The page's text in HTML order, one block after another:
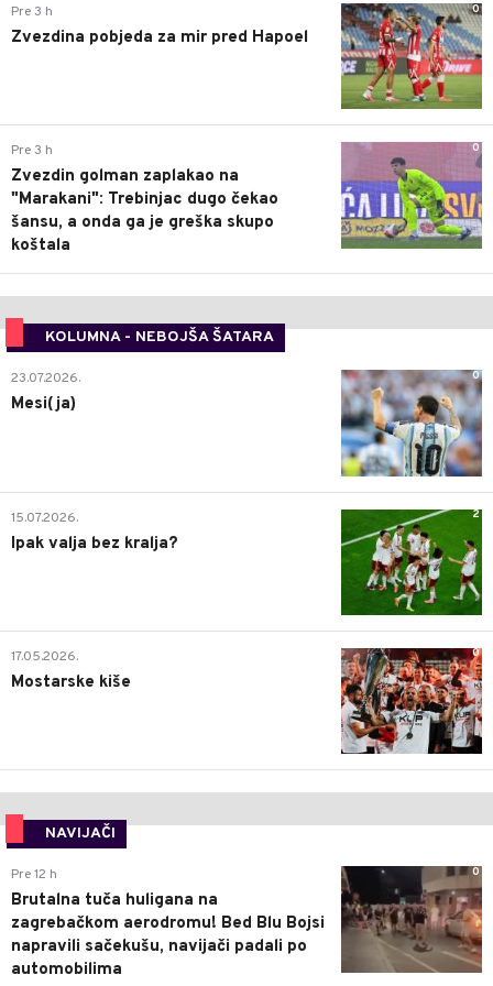
0
Pre 3 h
Zvezdina pobjeda za mir pred Hapoel
0
Pre 3 h
Zvezdin golman zaplakao na
"Marakani": Trebinjac dugo čekao
šansu, a onda ga je greška skupo
koštala
KOLUMNA - NEBOJŠA ŠATARA
0
23.07.2026.
Mesi(ja)
2
15.07.2026.
Ipak valja bez kralja?
0
17.05.2026.
Mostarske kiše
NAVIJAČI
0
Pre 12 h
Brutalna tuča huligana na
zagrebačkom aerodromu! Bed Blu Bojsi
napravili sačekušu, navijači padali po
automobilima